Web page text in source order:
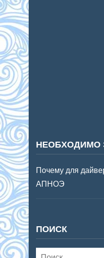
НЕОБХОДИМО
Почему для
АПНОЭ
ПОИСК